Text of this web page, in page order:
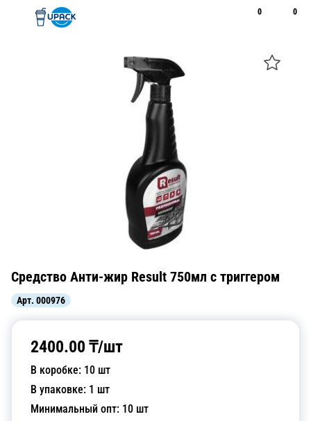
0 0
Средство Анти-жир Result 750мл с триггером
Арт. 000976
2400.00 ₸/шт
В коробке: 10 шт
В упаковке: 1 шт
Минимальный опт: 10 шт